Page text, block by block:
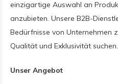
einzigartige Auswahl an
anzubieten. Unsere B2B-
Bedürfnisse von Unternehmen
Qualität und Exklusivität suchen.
Unser Angebot